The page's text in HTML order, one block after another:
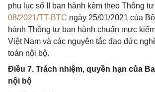
phụ lục số II ban hành kèm theo Thông
08/2021/TT-BTC ngày 25/01/2021 của
hành Thông tư ban hành chuẩn mực
Việt Nam và các nguyên tắc đạo đức
toán nội bộ.
Điều 7. Trách nhiệm, quyền hạn của
nội bộ